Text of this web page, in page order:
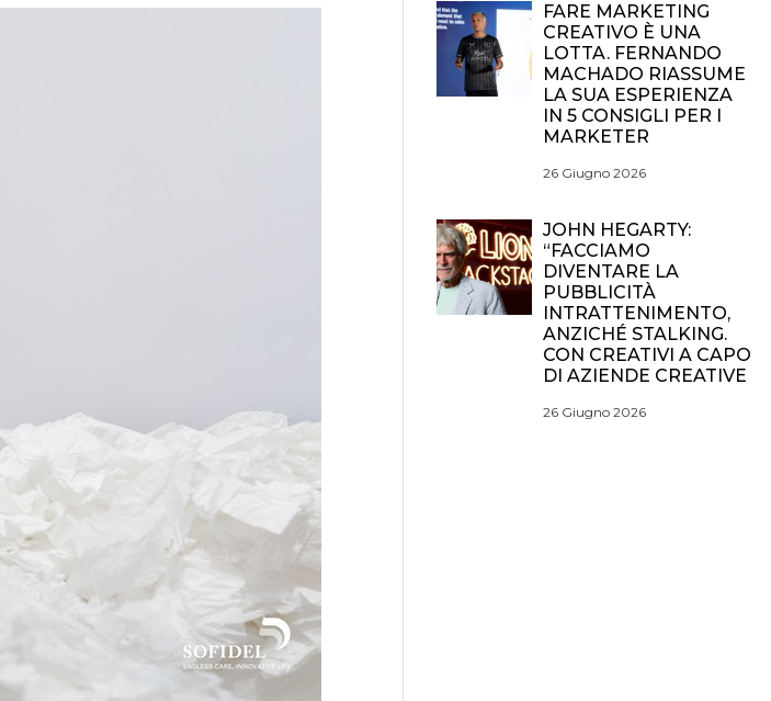
FARE MARKETING
CREATIVO È UNA
LOTTA. FERNANDO
MACHADO RIASSUME
LA SUA ESPERIENZA
IN 5 CONSIGLI PER I
MARKETER
26 Giugno 2026
JOHN HEGARTY:
“FACCIAMO
DIVENTARE LA
PUBBLICITÀ
INTRATTENIMENTO,
ANZICHÉ STALKING.
CON CREATIVI A CAPO
DI AZIENDE CREATIVE
26 Giugno 2026